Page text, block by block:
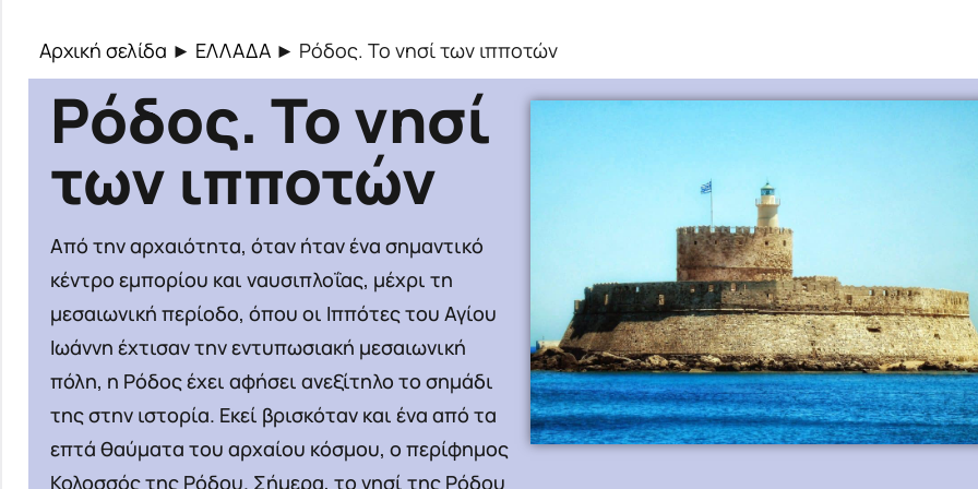
Αρχική σελίδα ► ΕΛΛΑΔΑ ► Ρόδος. Το νησί των ιπποτών
Ρόδος. Το νησί
των ιπποτών
Από την αρχαιότητα, όταν ήταν ένα σημαντικό
κέντρο εμπορίου και ναυσιπλοΐας, μέχρι τη
μεσαιωνική περίοδο, όπου οι Ιππότες του Αγίου
Ιωάννη έχτισαν την εντυπωσιακή μεσαιωνική
πόλη, η Ρόδος έχει αφήσει ανεξίτηλο το σημάδι
της στην ιστορία. Εκεί βρισκόταν και ένα από τα
επτά θαύματα του αρχαίου κόσμου, ο περίφημος
Κολοσσός της Ρόδου. Σήμερα, το νησί της Ρόδου